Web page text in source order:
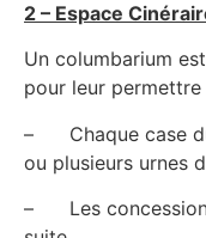
2 – Espace
Un columbarium
pour leur permettre
– Chaque case
ou plusieurs urnes
– Les